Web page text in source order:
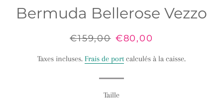
Bermuda Bellerose Vezzo
Prix
€159,00 Prix
€80,00
Taxes incluses. Frais de port calculés à la caisse.
Taille